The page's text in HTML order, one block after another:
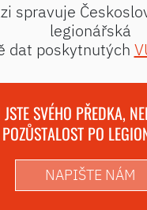
spravuje
legionářská
dat poskytnutých
SVÉHO PŘEDKA,
POZŮSTALOST PO
NAPIŠTE NÁM